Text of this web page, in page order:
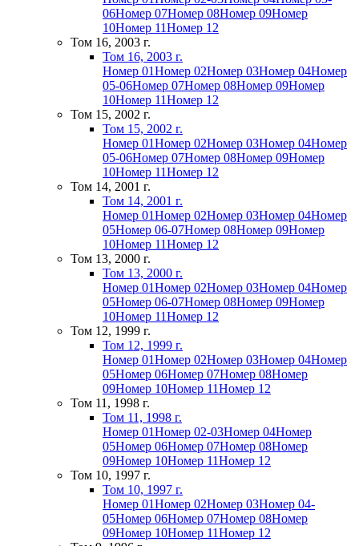
06Номер 07Номер 08Номер 09Номер
10Номер 11Номер 12
Том 16, 2003 г.
Том 16, 2003 г.
Номер 01Номер 02Номер 03Номер 04Номер
05-06Номер 07Номер 08Номер 09Номер
10Номер 11Номер 12
Том 15, 2002 г.
Том 15, 2002 г.
Номер 01Номер 02Номер 03Номер 04Номер
05-06Номер 07Номер 08Номер 09Номер
10Номер 11Номер 12
Том 14, 2001 г.
Том 14, 2001 г.
Номер 01Номер 02Номер 03Номер 04Номер
05Номер 06-07Номер 08Номер 09Номер
10Номер 11Номер 12
Том 13, 2000 г.
Том 13, 2000 г.
Номер 01Номер 02Номер 03Номер 04Номер
05Номер 06-07Номер 08Номер 09Номер
10Номер 11Номер 12
Том 12, 1999 г.
Том 12, 1999 г.
Номер 01Номер 02Номер 03Номер 04Номер
05Номер 06Номер 07Номер 08Номер
09Номер 10Номер 11Номер 12
Том 11, 1998 г.
Том 11, 1998 г.
Номер 01Номер 02-03Номер 04Номер
05Номер 06Номер 07Номер 08Номер
09Номер 10Номер 11Номер 12
Том 10, 1997 г.
Том 10, 1997 г.
Номер 01Номер 02Номер 03Номер 04-
05Номер 06Номер 07Номер 08Номер
09Номер 10Номер 11Номер 12